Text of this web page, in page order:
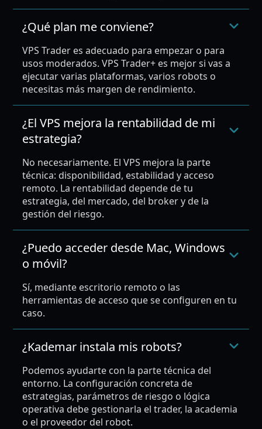
¿Qué plan me conviene?
VPS Trader es adecuado para empezar o para
usos moderados. VPS Trader+ es mejor si vas a
ejecutar varias plataformas, varios robots o
necesitas más margen de rendimiento.
¿El VPS mejora la rentabilidad de mi
estrategia?
No necesariamente. El VPS mejora la parte
técnica: disponibilidad, estabilidad y acceso
remoto. La rentabilidad depende de tu
estrategia, del mercado, del broker y de la
gestión del riesgo.
¿Puedo acceder desde Mac, Windows
o móvil?
Sí, mediante escritorio remoto o las
herramientas de acceso que se configuren en tu
caso.
¿Kademar instala mis robots?
Podemos ayudarte con la parte técnica del
entorno. La configuración concreta de
estrategias, parámetros de riesgo o lógica
operativa debe gestionarla el trader, la academia
o el proveedor del robot.